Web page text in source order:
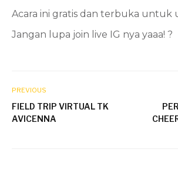
Acara ini gratis dan terbuka untuk
Jangan lupa join live IG nya yaaa! ?
PREVIOUS
FIELD TRIP VIRTUAL TK
AVICENNA